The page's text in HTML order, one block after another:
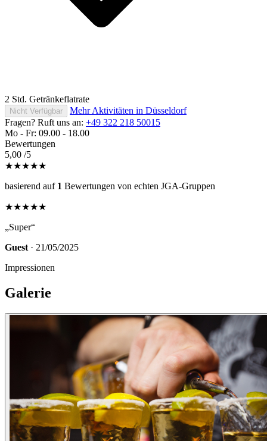
2 Std. Getränkeflatrate
Nicht Verfügbar
Mehr Aktivitäten in Düsseldorf
Fragen? Ruft uns an: +49 322 218 50015
Mo - Fr: 09.00 - 18.00
Bewertungen
5,00 /5
★★★★★
basierend auf 1 Bewertungen von echten JGA-Gruppen
★★★★★
„Super“
Guest · 21/05/2025
Impressionen
Galerie